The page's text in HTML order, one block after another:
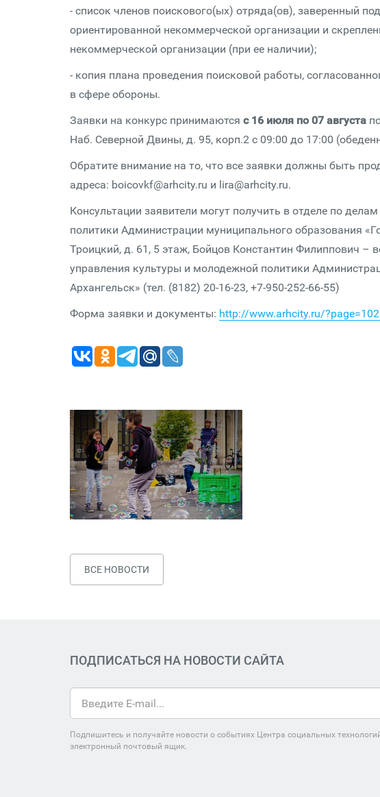
- список членов поискового(ых) отряда(ов), заверенный
ориентированной некоммерческой организации и
некоммерческой организации (при ее наличии);
- копия плана проведения поисковой работы,
в сфере обороны.
Заявки на конкурс принимаются с 16 июля по 07 августа
Наб. Северной Двины, д. 95, корп.2 с 09:00 до 17:00
Обратите внимание на то, что все заявки должны быть
адреса: boicovkf@arhcity.ru и lira@arhcity.ru.
Консультации заявители могут получить в отделе по
политики Администрации муниципального образования
Троицкий, д. 61, 5 этаж, Бойцов Константин Филиппович –
управления культуры и молодежной политики
Архангельск» (тел. (8182) 20-16-23, +7-950-252-66-55)
Форма заявки и документы: http://www.arhcity.ru/
ВСЕ НОВОСТИ
ПОДПИСАТЬСЯ НА НОВОСТИ САЙТА
Подпишитесь и получайте новости о событиях Центра социальных
электронный почтовый ящик.